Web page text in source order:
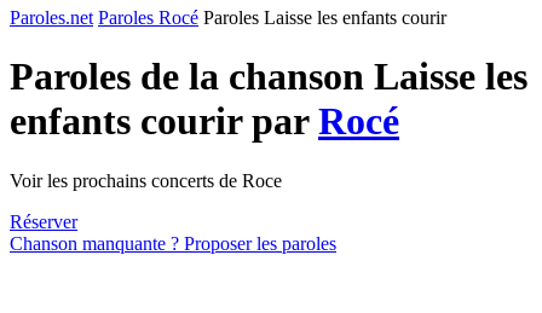
Paroles.net Paroles Rocé Paroles Laisse les enfants courir
Paroles de la chanson Laisse les
enfants courir parRocé
Voir les prochains concerts de Roce
Réserver
Chanson manquante ? Proposer les paroles